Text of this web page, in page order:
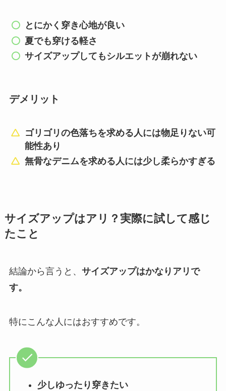
とにかく穿き心地が良い
夏でも穿ける軽さ
サイズアップしてもシルエットが崩れない
デメリット
ゴリゴリの色落ちを求める人には物足りない可
能性あり
無骨なデニムを求める人には少し柔らかすぎる
サイズアップはアリ？実際に試して感じ
たこと
結論から言うと、 サイズアップはかなりアリで
す。
特にこんな人にはおすすめです。
少しゆったり穿きたい